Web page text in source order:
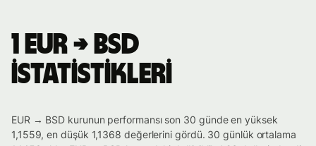
1 EUR → BSD
istatistikleri
EUR → BSD kurunun performansı son 30 günde en yüksek
1,1559, en düşük 1,1368 değerlerini gördü. 30 günlük ortalama